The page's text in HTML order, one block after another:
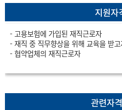
지원자
- 고용보험에 가입된 재직근로자
- 재직 중 직무향상을 위해 교육을 받
- 협약업체의 재직근로자
관련자